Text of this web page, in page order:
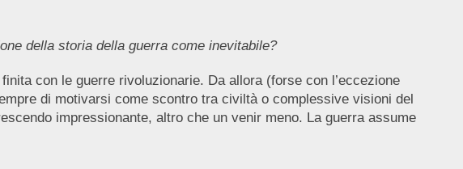
della storia della guerra come inevitabile?
con le guerre rivoluzionarie. Da allora (forse con l’eccezione
di motivarsi come scontro tra civiltà o complessive visioni del
impressionante, altro che un venir meno. La guerra assume